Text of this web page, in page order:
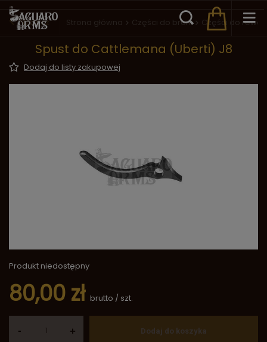
Wstecz Strona główna Części do broni Części do
Spust do Cattlemana (Uberti) J8
Dodaj do listy zakupowej
Produkt niedostępny
80,00 zł brutto / szt.
- + Dodaj do koszyka